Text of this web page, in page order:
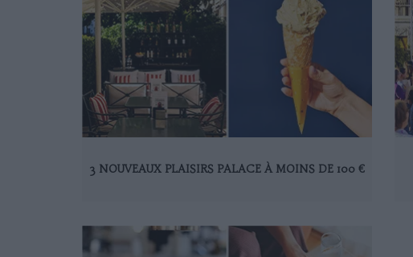
3 NOUVEAUX PLAISIRS PALACE À MOINS DE 100 €